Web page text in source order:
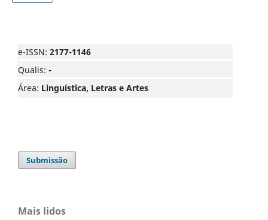
e-ISSN: 2177-1146
Qualis: -
Área: Linguística, Letras e Artes
Submissão
Mais lidos